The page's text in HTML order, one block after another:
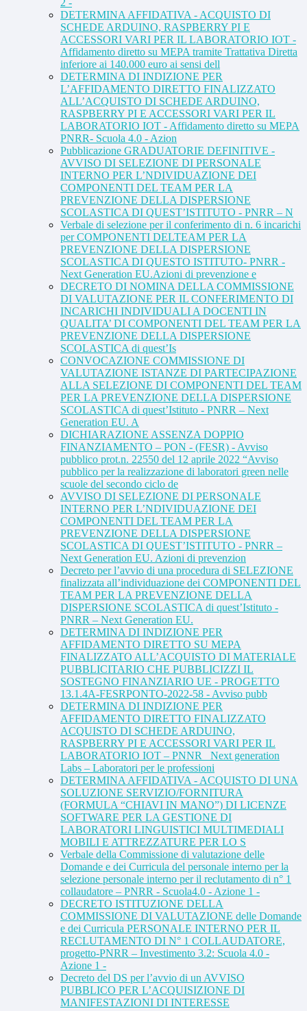
2 -
DETERMINA AFFIDATIVA - ACQUISTO DI
SCHEDE ARDUINO, RASPBERRY PI E
ACCESSORI VARI PER IL LABORATORIO IOT -
Affidamento diretto su MEPA tramite Trattativa Diretta
inferiore ai 140.000 euro ai sensi dell
DETERMINA DI INDIZIONE PER
L’AFFIDAMENTO DIRETTO FINALIZZATO
ALL’ACQUISTO DI SCHEDE ARDUINO,
RASPBERRY PI E ACCESSORI VARI PER IL
LABORATORIO IOT - Affidamento diretto su MEPA
PNRR- Scuola 4.0 - Azion
Pubblicazione GRADUATORIE DEFINITIVE -
AVVISO DI SELEZIONE DI PERSONALE
INTERNO PER L’NDIVIDUAZIONE DEI
COMPONENTI DEL TEAM PER LA
PREVENZIONE DELLA DISPERSIONE
SCOLASTICA DI QUEST’ISTITUTO - PNRR – N
Verbale di selezione per il conferimento di n. 6 incarichi
per COMPONENTI DELTEAM PER LA
PREVENZIONE DELLA DISPERSIONE
SCOLASTICA DI QUESTO ISTITUTO- PNRR -
Next Generation EU.Azioni di prevenzione e
DECRETO DI NOMINA DELLA COMMISSIONE
DI VALUTAZIONE PER IL CONFERIMENTO DI
INCARICHI INDIVIDUALI A DOCENTI IN
QUALITA’ DI COMPONENTI DEL TEAM PER LA
PREVENZIONE DELLA DISPERSIONE
SCOLASTICA di quest’Is
CONVOCAZIONE COMMISSIONE DI
VALUTAZIONE ISTANZE DI PARTECIPAZIONE
ALLA SELEZIONE DI COMPONENTI DEL TEAM
PER LA PREVENZIONE DELLA DISPERSIONE
SCOLASTICA di quest’Istituto - PNRR – Next
Generation EU. A
DICHIARAZIONE ASSENZA DOPPIO
FINANZIAMENTO – PON - (FESR) - Avviso
pubblico prot.n. 22550 del 12 aprile 2022 “Avviso
pubblico per la realizzazione di laboratori green nelle
scuole del secondo ciclo de
AVVISO DI SELEZIONE DI PERSONALE
INTERNO PER L’NDIVIDUAZIONE DEI
COMPONENTI DEL TEAM PER LA
PREVENZIONE DELLA DISPERSIONE
SCOLASTICA DI QUEST’ISTITUTO - PNRR –
Next Generation EU. Azioni di prevenzion
Decreto per l’avvio di una procedura di SELEZIONE
finalizzata all’individuazione dei COMPONENTI DEL
TEAM PER LA PREVENZIONE DELLA
DISPERSIONE SCOLASTICA di quest’Istituto -
PNRR – Next Generation EU.
DETERMINA DI INDIZIONE PER
AFFIDAMENTO DIRETTO SU MEPA
FINALIZZATO ALL’ACQUISTO DI MATERIALE
PUBBLICITARIO CHE PUBBLICIZZI IL
SOSTEGNO FINANZIARIO UE - PROGETTO
13.1.4A-FESRPONTO-2022-58 - Avviso pubb
DETERMINA DI INDIZIONE PER
AFFIDAMENTO DIRETTO FINALIZZATO
ACQUISTO DI SCHEDE ARDUINO,
RASPBERRY PI E ACCESSORI VARI PER IL
LABORATORIO IOT – PNNR_ Next generation
Labs – Laboratori per le professioni
DETERMINA AFFIDATIVA - ACQUISTO DI UNA
SOLUZIONE SERVIZIO/FORNITURA
(FORMULA “CHIAVI IN MANO”) DI LICENZE
SOFTWARE PER LA GESTIONE DI
LABORATORI LINGUISTICI MULTIMEDIALI
MOBILI E ATTREZZATURE PER LO S
Verbale della Commissione di valutazione delle
Domande e dei Curricula del personale interno per la
selezione personale interno per il reclutamento di n° 1
collaudatore – PNRR - Scuola4.0 - Azione 1 -
DECRETO ISTITUZIONE DELLA
COMMISSIONE DI VALUTAZIONE delle Domande
e dei Curricula PERSONALE INTERNO PER IL
RECLUTAMENTO DI N° 1 COLLAUDATORE,
progetto-PNRR – Investimento 3.2: Scuola 4.0 -
Azione 1 -
Decreto del DS per l’avvio di un AVVISO
PUBBLICO PER L’ACQUISIZIONE DI
MANIFESTAZIONI DI INTERESSE